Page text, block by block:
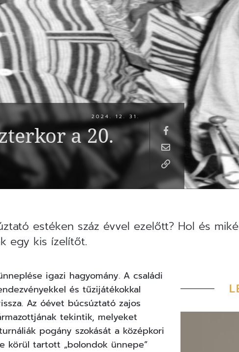
2024. 12. 31.
a 20.
estéken száz évvel ezelőtt? Hol és
egy kis ízelítőt.
igazi hagyomány. A családi
és tűzijátékokkal
Az óévet búcsúztató zajos
tekintik, melyeket
pogány szokását a középkori
körül tartott „bolondok ünnepe”